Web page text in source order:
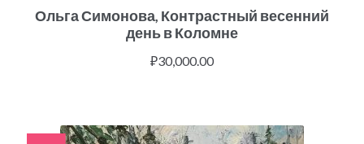
Ольга Симонова, Контрастный весенний
день в Коломне
₽30,000.00